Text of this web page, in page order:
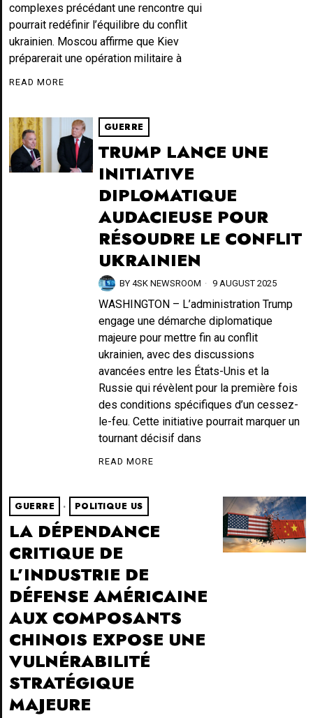
complexes précédant une rencontre qui
pourrait redéfinir l’équilibre du conflit
ukrainien. Moscou affirme que Kiev
préparerait une opération militaire à
READ MORE
GUERRE
TRUMP LANCE UNE
INITIATIVE
DIPLOMATIQUE
AUDACIEUSE POUR
RÉSOUDRE LE CONFLIT
UKRAINIEN
BY 4SK NEWSROOM 9 AUGUST 2025
WASHINGTON – L’administration Trump
engage une démarche diplomatique
majeure pour mettre fin au conflit
ukrainien, avec des discussions
avancées entre les États-Unis et la
Russie qui révèlent pour la première fois
des conditions spécifiques d’un cessez-
le-feu. Cette initiative pourrait marquer un
tournant décisif dans
READ MORE
GUERRE · POLITIQUE US
LA DÉPENDANCE
CRITIQUE DE
L’INDUSTRIE DE
DÉFENSE AMÉRICAINE
AUX COMPOSANTS
CHINOIS EXPOSE UNE
VULNÉRABILITÉ
STRATÉGIQUE
MAJEURE